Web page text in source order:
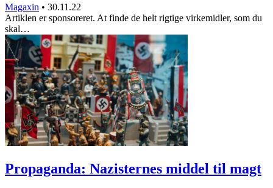
Magaxin • 30.11.22
Artiklen er sponsoreret. At finde de helt rigtige virkemidler, som du
skal…
Propaganda: Nazisternes middel til magt